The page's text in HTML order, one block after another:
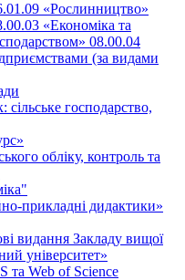
«Рослинництво»
«Економіка та
08.00.04
(за видами
господарство,
обліку, контроль та
прикладні дидактики»
видання Закладу вищої
університет»
та Web of Science